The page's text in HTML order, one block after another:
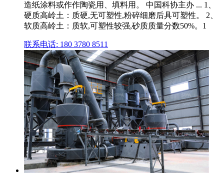
造纸涂料或作作陶瓷用、填料用。 中国科协主办 ... 1、
硬质高岭土：质硬,无可塑性,粉碎细磨后具可塑性。 2、
软质高岭土：质软,可塑性较强,砂质质量分数50%。1
联系电话: 180 3780 8511